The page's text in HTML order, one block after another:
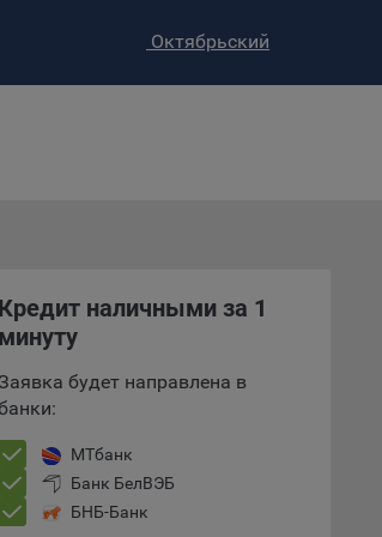
Октябрьский
Кредит наличными за 1
минуту
будет направлена в
банки:
МТбанк
Банк БелВЭБ
БНБ-Банк